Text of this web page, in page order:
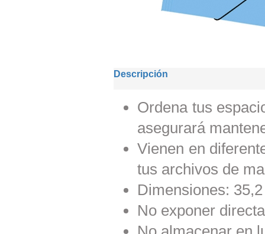
Descripción
Ordena tus
asegurará
Vienen en
tus archivos de
Dimensiones:
No exponer